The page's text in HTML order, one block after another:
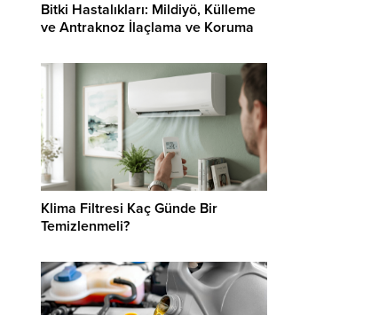
Bitki Hastalıkları: Mildiyö, Külleme
ve Antraknoz İlaçlama ve Koruma
Klima Filtresi Kaç Günde Bir
Temizlenmeli?